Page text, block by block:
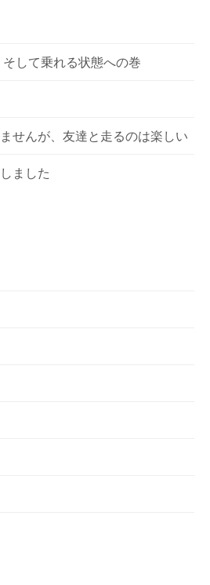
して乗れる状態への巻
せんが、友達と走るのは楽しい
ました